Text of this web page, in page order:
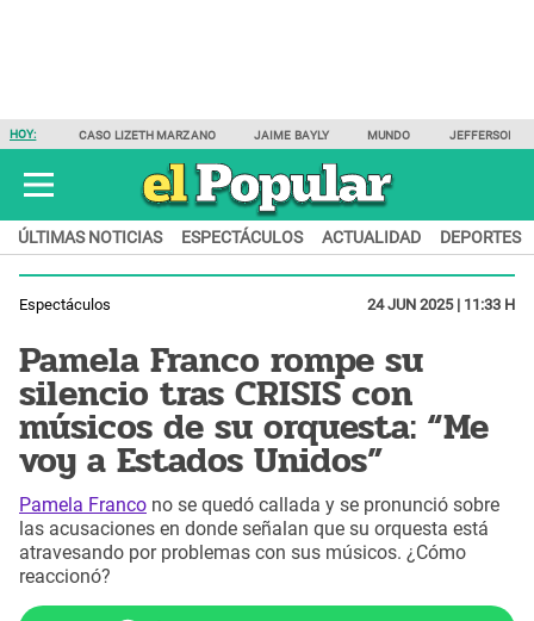
HOY: CASO LIZETH MARZANO JAIME BAYLY MUNDO JEFFERSON
ÚLTIMAS NOTICIAS ESPECTÁCULOS ACTUALIDAD DEPORTES
Espectáculos 24 JUN 2025 | 11:33 H
Pamela Franco rompe su
silencio tras CRISIS con
músicos de su orquesta: “Me
voy a Estados Unidos”
Pamela Franco no se quedó callada y se pronunció sobre
las acusaciones en donde señalan que su orquesta está
atravesando por problemas con sus músicos. ¿Cómo
reaccionó?